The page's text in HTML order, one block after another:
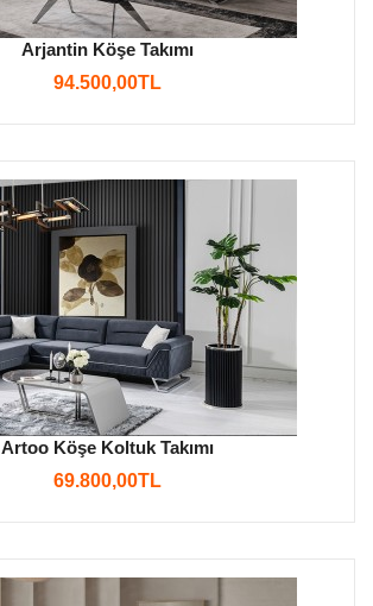
Arjantin Köşe Takımı
94.500,00TL
Artoo Köşe Koltuk Takımı
69.800,00TL